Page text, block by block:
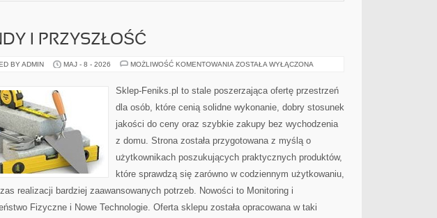
I PRZYSZŁOŚĆ
BY ADMIN MAJ - 8 - 2026 MOŻLIWOŚĆ KOMENTOWANIA TRENDY
ZOSTAŁA WYŁĄCZONA
Sklep-Feniks.pl to stale poszerzająca ofertę przestrzeń
dla osób, które cenią solidne wykonanie, dobry stosunek
jakości do ceny oraz szybkie zakupy bez wychodzenia
z domu. Strona została przygotowana z myślą o
użytkownikach poszukujących praktycznych produktów,
które sprawdzą się zarówno w codziennym użytkowaniu,
realizacji bardziej zaawansowanych potrzeb. Nowości to Monitoring i
Fizyczne i Nowe Technologie. Oferta sklepu została opracowana w taki